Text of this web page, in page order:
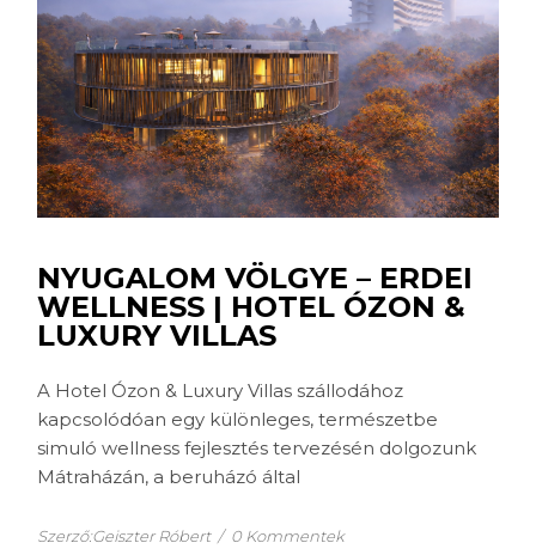
NYUGALOM VÖLGYE – ERDEI
WELLNESS | HOTEL ÓZON &
LUXURY VILLAS
A Hotel Ózon & Luxury Villas szállodához
kapcsolódóan egy különleges, természetbe
simuló wellness fejlesztés tervezésén dolgozunk
Mátraházán, a beruházó által
Szerző:Geiszter Róbert / 0 Kommentek